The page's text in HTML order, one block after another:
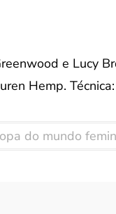
e Lucy
Hemp.
do mundo